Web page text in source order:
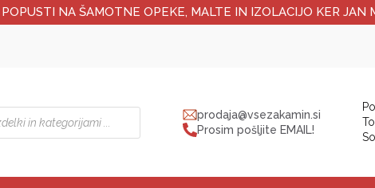
NA ŠAMOTNE OPEKE, MALTE IN IZOLACIJO KER JAN
prodaja@vsezakamin.si
Prosim pošljite EMAIL!